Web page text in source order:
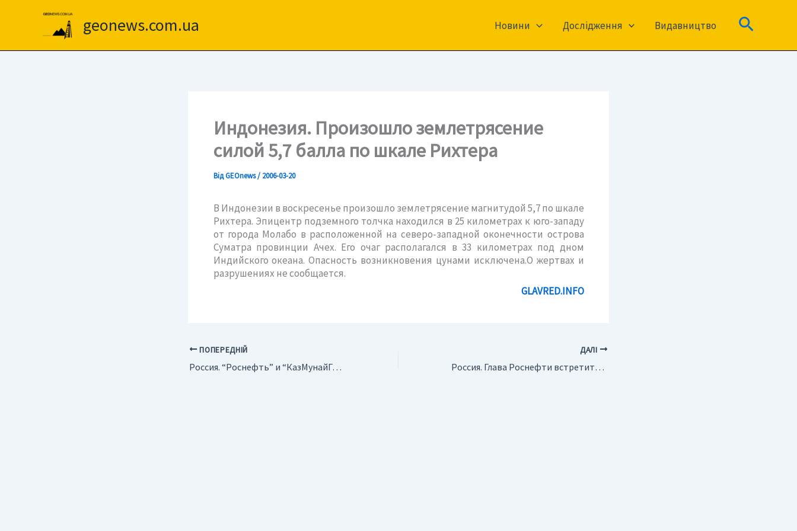
geonews.com.ua Новини Дослідження Видавництво Пошук
Индонезия. Произошло землетрясение
силой 5,7 балла по шкале Рихтера
ВідGEOnews/ 2006-03-20
В Индонезии в воскресенье произошло землетрясение магнитудой 5,7 по шкале
Рихтера. Эпицентр подземного толчка находился в 25 километрах к юго-западу
от города Молабо в расположенной на северо-западной оконечности острова
Суматра провинции Ачех. Его очаг располагался в 33 километрах под дном
Индийского океана. Опасность возникновения цунами исключена.О жертвах и
разрушениях не сообщается.
GLAVRED.INFO
ПОПЕРЕДНІЙ
Россия. “Роснефть” и “КазМунайГаз” планируют бурение 1-ой скважины на “Курмангазы”
ДАЛІ
Россия. Глава Роснефти встретится в Пекине с руководством CNPC и Sinopec